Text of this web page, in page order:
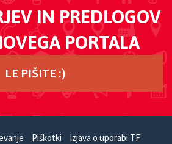
IN PREDLOGOV
PORTALA
LE PIŠITE :)
Piškotki
Izjava o uporabi TF